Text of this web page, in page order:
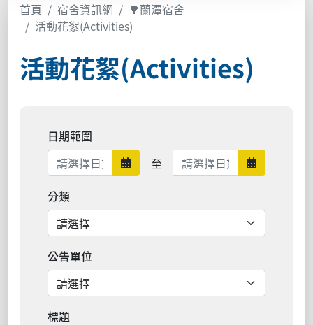
首頁 宿舍資訊網
🌳蘭潭宿舍
活動花絮(Activities)
活動花絮(Activities)
日期範圍
日期範圍開始
至 日期範圍結束 日期範圍
分類
公告單位
標題